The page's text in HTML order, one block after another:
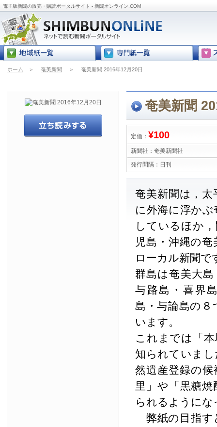
電子版新聞の販売・購読ポータルサイト - 新聞オンライン.COM
ホーム ＞ 奄美新聞 ＞ 奄美新聞 2016年12月20日
奄美新聞
定価： ¥100
新聞社： 奄美新聞社
発行間隔： 日刊
奄美新聞は，
に外海に浮か
しているほか
児島・沖縄の
ローカル新聞で
群島は奄美大
与路島・喜界
島・与論島の
います。
これまでは「
知られていま
然遺産登録の
里」や「黒糖
られるように
弊紙の目指す